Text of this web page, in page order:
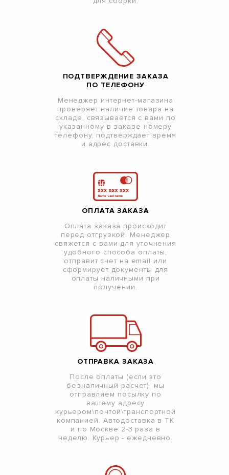
ПОДТВЕРЖДЕНИЕ ЗАКАЗА
ПО ТЕЛЕФОНУ
Менеджер интернет-магазина
проверяет наличие товара на
складе, связывается с вами по
указанному в заказе номеру
телефону, подтверждает время
и адрес доставки.
ОПЛАТА ЗАКАЗА
Оплата заказа происходит
перед отгрузкой. Менеджер
свяжется с вами для уточнения
удобного способа оплаты,
отправит счет на email или
сформирует документы для
оплаты наличными при
получении.
ОТПРАВКА ЗАКАЗА
После оплаты (если это
безналичный расчет), мы
отправляем посылку по
вашему адресу
курьером\почтой\транспортной
компанией. Автодоставка в ТК
и по Москве 2-3 раза в
неделю. Курьер - ежедневно.